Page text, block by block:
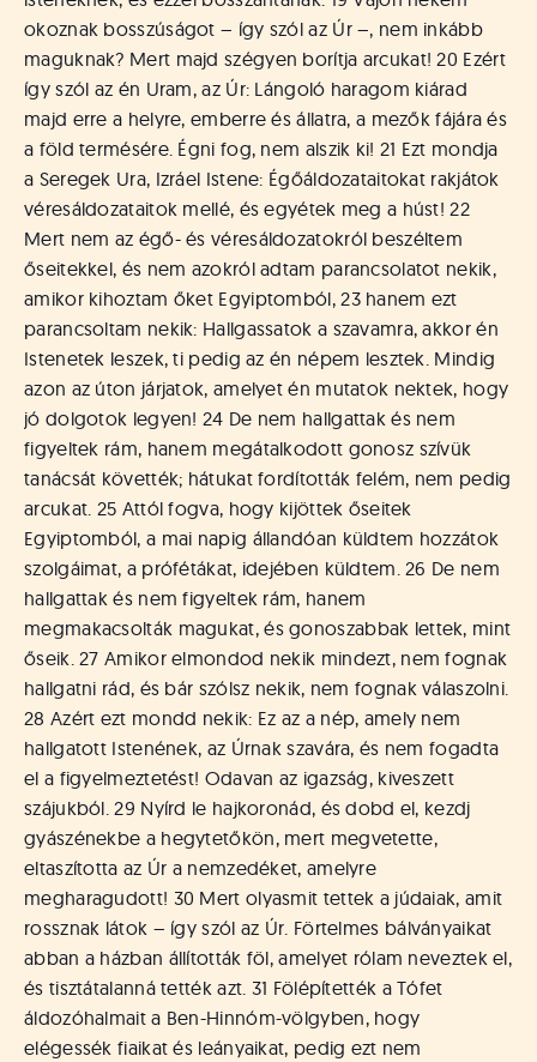
okoznak bosszúságot – így szól az Úr –, nem inkább
maguknak? Mert majd szégyen borítja arcukat! 20 Ezért
így szól az én Uram, az Úr: Lángoló haragom kiárad
majd erre a helyre, emberre és állatra, a mezők fájára és
a föld termésére. Égni fog, nem alszik ki! 21 Ezt mondja
a Seregek Ura, Izráel Istene: Égőáldozataitokat rakjátok
véresáldozataitok mellé, és egyétek meg a húst! 22
Mert nem az égő- és véresáldozatokról beszéltem
őseitekkel, és nem azokról adtam parancsolatot nekik,
amikor kihoztam őket Egyiptomból, 23 hanem ezt
parancsoltam nekik: Hallgassatok a szavamra, akkor én
Istenetek leszek, ti pedig az én népem lesztek. Mindig
azon az úton járjatok, amelyet én mutatok nektek, hogy
jó dolgotok legyen! 24 De nem hallgattak és nem
figyeltek rám, hanem megátalkodott gonosz szívük
tanácsát követték; hátukat fordították felém, nem pedig
arcukat. 25 Attól fogva, hogy kijöttek őseitek
Egyiptomból, a mai napig állandóan küldtem hozzátok
szolgáimat, a prófétákat, idejében küldtem. 26 De nem
hallgattak és nem figyeltek rám, hanem
megmakacsolták magukat, és gonoszabbak lettek, mint
őseik. 27 Amikor elmondod nekik mindezt, nem fognak
hallgatni rád, és bár szólsz nekik, nem fognak válaszolni.
28 Azért ezt mondd nekik: Ez az a nép, amely nem
hallgatott Istenének, az Úrnak szavára, és nem fogadta
el a figyelmeztetést! Odavan az igazság, kiveszett
szájukból. 29 Nyírd le hajkoronád, és dobd el, kezdj
gyászénekbe a hegytetőkön, mert megvetette,
eltaszította az Úr a nemzedéket, amelyre
megharagudott! 30 Mert olyasmit tettek a júdaiak, amit
rossznak látok – így szól az Úr. Förtelmes bálványaikat
abban a házban állították föl, amelyet rólam neveztek el,
és tisztátalanná tették azt. 31 Fölépítették a Tófet
áldozóhalmait a Ben-Hinnóm-völgyben, hogy
elégessék fiaikat és leányaikat, pedig ezt nem